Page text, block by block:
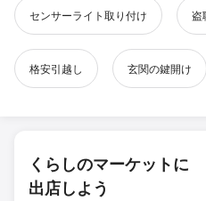
センサーライト取り付け 盗
格安引越し 玄関の鍵開け
くらしのマーケットに
出店しよう